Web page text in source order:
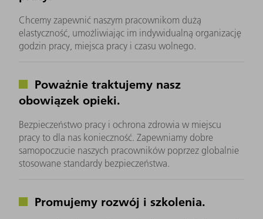
Chcemy zapewnić naszym pracownikom dużą
elastyczność, umożliwiając im indywidualną organizację
godzin pracy, miejsca pracy i czasu wolnego.
Poważnie traktujemy nasz
obowiązek opieki.
Bezpieczeństwo pracy i ochrona zdrowia w miejscu
pracy to dla nas konieczność. Zapewniamy dobre
samopoczucie naszych pracowników poprzez globalnie
stosowane standardy bezpieczeństwa.
Promujemy rozwój i szkolenia.